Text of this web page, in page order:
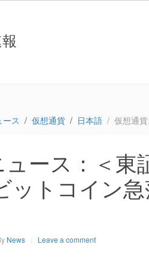
ース 仮想通貨 日本語 仮想通
ース：＜東
ットコイン
News Leave a comment